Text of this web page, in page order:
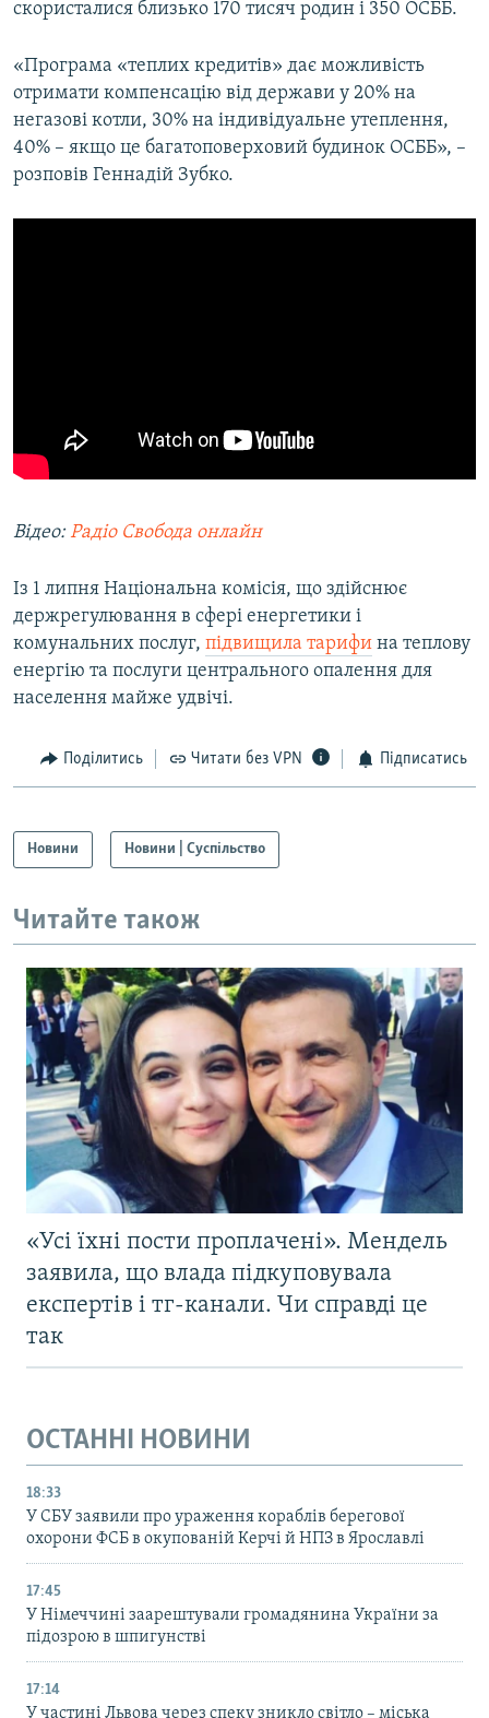
скористалися близько 170 тисяч родин і 350 ОСББ.
«Програма «теплих кредитів» дає можливість
отримати компенсацію від держави у 20% на
негазові котли, 30% на індивідуальне утеплення,
40% – якщо це багатоповерховий будинок ОСББ», –
розповів Геннадій Зубко.
Відео:Радіо Свобода онлайн
Із 1 липня Національна комісія, що здійснює
держрегулювання в сфері енергетики і
комунальних послуг, підвищила тарифи на теплову
енергію та послуги центрального опалення для
населення майже удвічі.
Поділитись Читати без VPN Підписатись
Новини Новини | Суспільство
Читайте також
«Усі їхні пости проплачені». Мендель
заявила, що влада підкуповувала
експертів і тг-канали. Чи справді це
так
ОСТАННІ НОВИНИ
18:33
У СБУ заявили про ураження кораблів берегової
охорони ФСБ в окупованій Керчі й НПЗ в Ярославлі
17:45
У Німеччині заарештували громадянина України за
підозрою в шпигунстві
17:14
У частині Львова через спеку зникло світло – міська